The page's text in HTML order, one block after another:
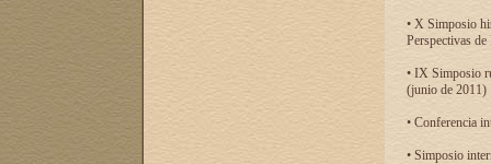
• X Simposio
Perspectivas
• IX Simposio
(junio de 2011)
• Conferencia
• Simposio